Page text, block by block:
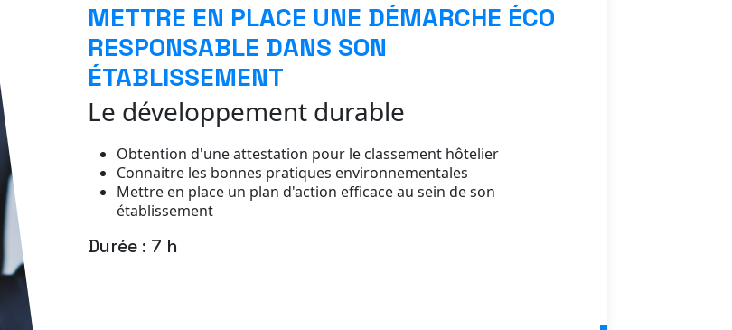
METTRE EN PLACE UNE DÉMARCHE ÉCO
RESPONSABLE DANS SON
ÉTABLISSEMENT
Le développement durable
Obtention d'une attestation pour le classement hôtelier
Connaitre les bonnes pratiques environnementales
Mettre en place un plan d'action efficace au sein de son
établissement
Durée : 7 h